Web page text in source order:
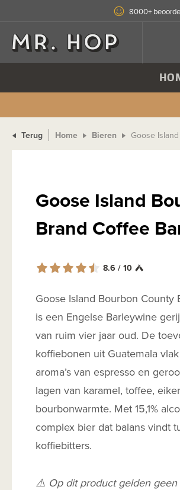
8000+
Terug Home Bieren Goose
Goose Island
Brand Coffee
8.6 / 10
Goose Island Bourbon County
is een Engelse Barleywine
van ruim vier jaar oud. De
koffiebonen uit Guatemala
aroma’s van espresso en
lagen van karamel, toffee,
bourbonwarmte. Met 15,1%
complex bier dat balans vindt
koffiebitters.
⚠️ Op dit product gelden geen